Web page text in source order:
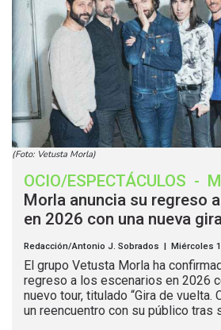
(Foto: Vetusta Morla)
OCIO/ESPECTÁCULOS -
Morla anuncia su regreso
en 2026 con una nueva
Redacción/Antonio J. Sobrados | Miércoles
El grupo Vetusta Morla ha
regreso a los escenarios en 2026
nuevo tour, titulado “Gira de vuelta.
un reencuentro con su público tras